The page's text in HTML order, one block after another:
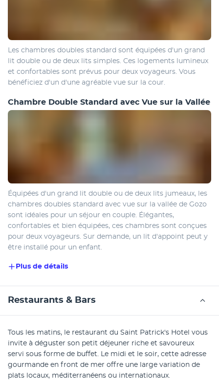
Les chambres doubles standard sont équipées d'un grand
lit double ou de deux lits simples. Ces logements lumineux
et confortables sont prévus pour deux voyageurs. Vous
bénéficiez d'un d'une agréable vue sur la cour.
Chambre Double Standard avec Vue sur la Vallée
Équipées d'un grand lit double ou de deux lits jumeaux, les
chambres doubles standard avec vue sur la vallée de Gozo
sont idéales pour un séjour en couple. Élégantes,
confortables et bien équipées, ces chambres sont conçues
pour deux voyageurs. Sur demande, un lit d'appoint peut y
être installé pour un enfant.
Plus de détails
Restaurants & Bars
Tous les matins, le restaurant du Saint Patrick's Hotel vous
invite à déguster son petit déjeuner riche et savoureux
servi sous forme de buffet. Le midi et le soir, cette adresse
gourmande en front de mer offre une large variation de
plats locaux, méditerranéens ou internationaux.